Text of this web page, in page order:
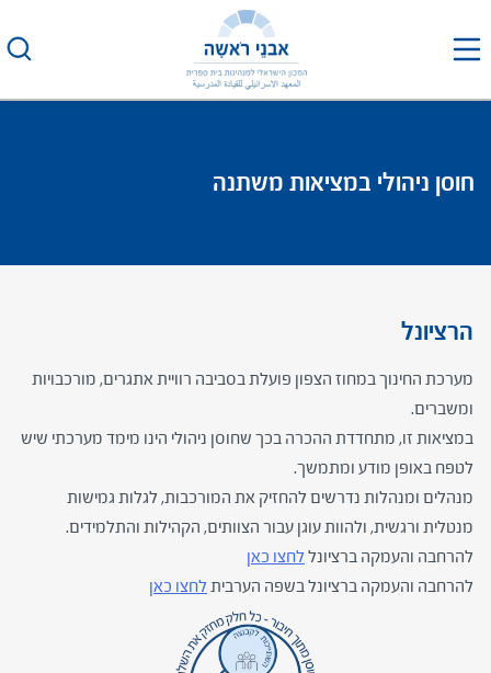
חוסן ניהולי במציאות משתנה
הרציונל
מערכת החינוך במחוז הצפון פועלת בסביבה רוויית אתגרים, מורכבויות
ומשברים.
במציאות זו, מתחדדת ההכרה בכך שחוסן ניהולי הינו מימד מערכתי שיש
לטפח באופן מודע ומתמשך.
מנהלים ומנהלות נדרשים להחזיק את המורכבות, לגלות גמישות
מנטלית ורגשית, ולהוות עוגן עבור הצוותים, הקהילות והתלמידים.
להרחבה והעמקה ברציונל לחצו כאן
להרחבה והעמקה ברציונל בשפה הערבית לחצו כאן